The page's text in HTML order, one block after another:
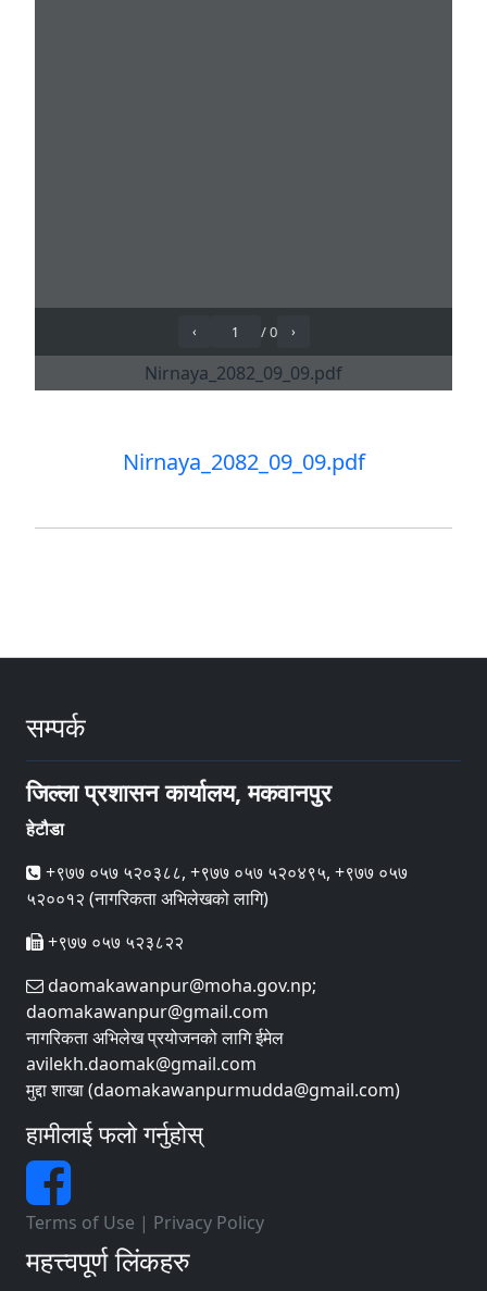
Nirnaya_2082_09_09.pdf
सम्पर्क
जिल्ला प्रशासन कार्यालय, मकवानपुर
हेटौडा
+९७७ ०५७ ५२०३८८, +९७७ ०५७ ५२०४९५, +९७७ ०५७
५२००१२ (नागरिकता अभिलेखको लागि)
+९७७ ०५७ ५२३८२२
daomakawanpur@moha.gov.np;
daomakawanpur@gmail.com
नागरिकता अभिलेख प्रयोजनको लागि ईमेल
avilekh.daomak@gmail.com
मुद्दा शाखा (daomakawanpurmudda@gmail.com)
हामीलाई फलो गर्नुहोस्
Terms of Use | Privacy Policy
महत्त्वपूर्ण लिंकहरु